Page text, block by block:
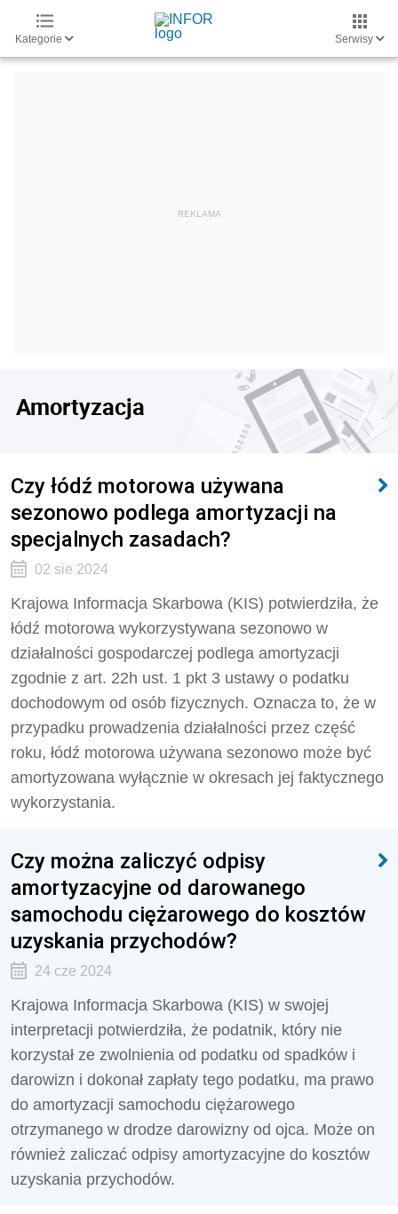
Kategorie Serwisy
Amortyzacja
Czy łódź motorowa używana
sezonowo podlega amortyzacji na
specjalnych zasadach?
02 sie 2024
Krajowa Informacja Skarbowa (KIS) potwierdziła, że
łódź motorowa wykorzystywana sezonowo w
działalności gospodarczej podlega amortyzacji
zgodnie z art. 22h ust. 1 pkt 3 ustawy o podatku
dochodowym od osób fizycznych. Oznacza to, że w
przypadku prowadzenia działalności przez część
roku, łódź motorowa używana sezonowo może być
amortyzowana wyłącznie w okresach jej faktycznego
wykorzystania.
Czy można zaliczyć odpisy
amortyzacyjne od darowanego
samochodu ciężarowego do kosztów
uzyskania przychodów?
24 cze 2024
Krajowa Informacja Skarbowa (KIS) w swojej
interpretacji potwierdziła, że podatnik, który nie
korzystał ze zwolnienia od podatku od spadków i
darowizn i dokonał zapłaty tego podatku, ma prawo
do amortyzacji samochodu ciężarowego
otrzymanego w drodze darowizny od ojca. Może on
również zaliczać odpisy amortyzacyjne do kosztów
uzyskania przychodów.